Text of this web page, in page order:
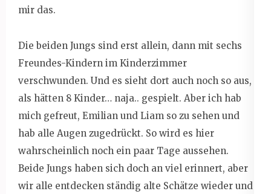
mir das.
Die beiden Jungs sind erst allein, dann mit sechs
Freundes-Kindern im Kinderzimmer
verschwunden. Und es sieht dort auch noch so aus,
als hätten 8 Kinder… naja.. gespielt. Aber ich hab
mich gefreut, Emilian und Liam so zu sehen und
hab alle Augen zugedrückt. So wird es hier
wahrscheinlich noch ein paar Tage aussehen.
Beide Jungs haben sich doch an viel erinnert, aber
wir alle entdecken ständig alte Schätze wieder und